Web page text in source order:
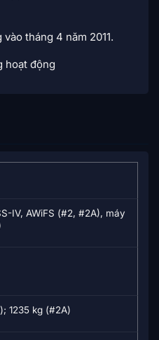
tháng 4 năm 2011.
hoạt động
IV, AWiFS (#2, #2A), máy
1235 kg (#2A)